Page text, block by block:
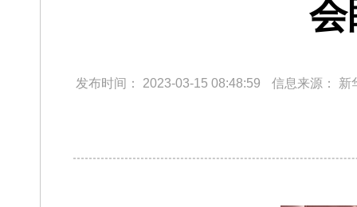
会
发布时间： 2023-03-15 08:48:59 信息来源： 新